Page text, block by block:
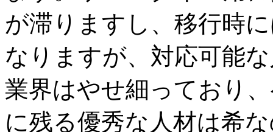
が滞りますし、移行時
なりますが、対応可能
業界はやせ細っており
に残る優秀な人材は希